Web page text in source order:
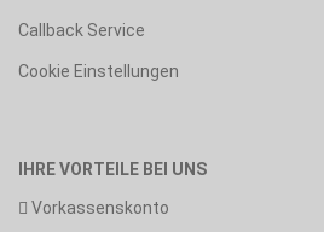
Callback Service
Cookie Einstellungen
IHRE VORTEILE BEI UNS
Vorkassenskonto